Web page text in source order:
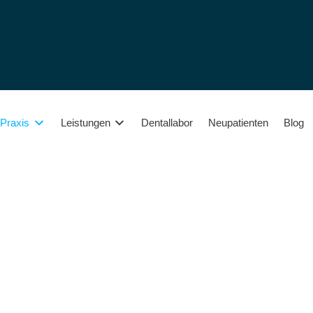
Praxis Leistungen Dentallabor Neupatienten Blog